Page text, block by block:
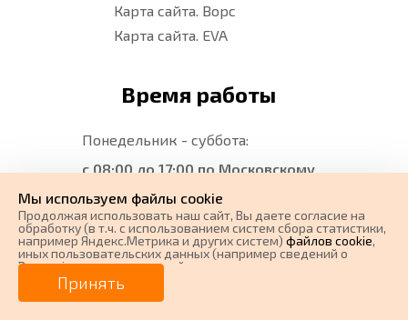
0 ₽
от0₽/мес. Плати частями
Карта сайта. Ворс
Карта сайта. EVA
Время работы
Понедельник - суббота:
с 08:00 до 17:00 по Московскому
времени (без перерыва)
Воскресенье:Выходной
Мы в соц.сетях
Мы используем файлы cookie
Продолжая использовать наш cайт, Вы даете согласие на
обработку (в т.ч. с использованием систем сбора статистики,
например Яндекс.Метрика и других систем) файлов cookie,
иных пользовательских данных (например сведений о
Вашем ip-адресе, сведений о местоположении, типе
устройства, времени посещения страницы, сведений о
ресурсах сети Интернет, с которых были совершены
переходы на наш сайт, сведения о Ваших действиях на сайте
Принять